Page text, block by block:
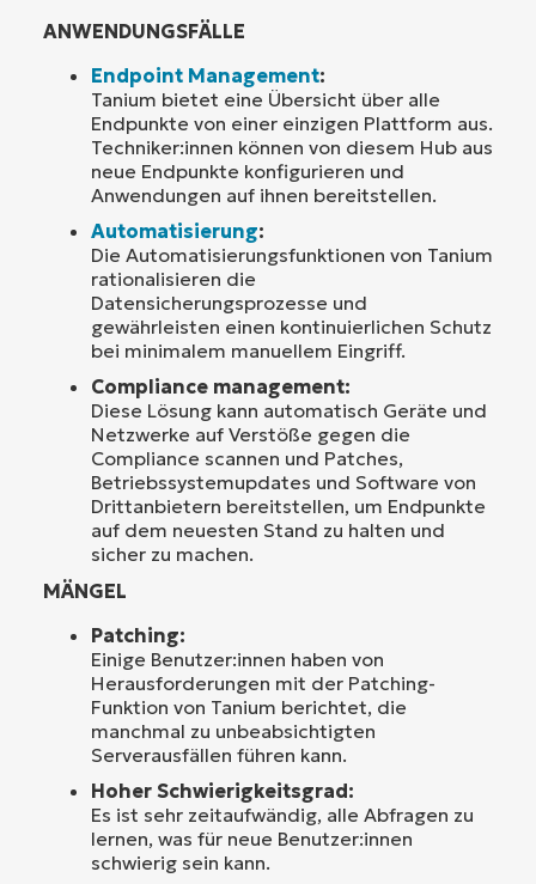
ANWENDUNGSFÄLLE
Endpoint Management:
Tanium bietet eine Übersicht über alle
Endpunkte von einer einzigen Plattform aus.
Techniker:innen können von diesem Hub aus
neue Endpunkte konfigurieren und
Anwendungen auf ihnen bereitstellen.
Automatisierung:
Die Automatisierungsfunktionen von Tanium
rationalisieren die
Datensicherungsprozesse und
gewährleisten einen kontinuierlichen Schutz
bei minimalem manuellem Eingriff.
Compliance management:
Diese Lösung kann automatisch Geräte und
Netzwerke auf Verstöße gegen die
Compliance scannen und Patches,
Betriebssystemupdates und Software von
Drittanbietern bereitstellen, um Endpunkte
auf dem neuesten Stand zu halten und
sicher zu machen.
MÄNGEL
Patching:
Einige Benutzer:innen haben von
Herausforderungen mit der Patching-
Funktion von Tanium berichtet, die
manchmal zu unbeabsichtigten
Serverausfällen führen kann.
Hoher Schwierigkeitsgrad:
Es ist sehr zeitaufwändig, alle Abfragen zu
lernen, was für neue Benutzer:innen
schwierig sein kann.